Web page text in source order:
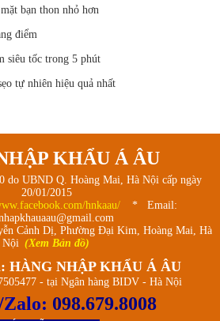
bạn thon nhỏ hơn
điểm
siêu tốc trong 5 phút
tự nhiên hiệu quả nhất
KHẨU Á ÂU
do UBND Q. Hoàng Mai, Hà Nội cấp ngày
20/01/2015
hnkaau/
* Email:
Cảnh Dị, Phường Đại Kim, Hoàng Mai, Hà
Nội (Xem Bản đồ)
HÀNG NHẬP KHẨU Á ÂU
- tại Ngân hàng BIDV - Hà Nội
098.679.8008